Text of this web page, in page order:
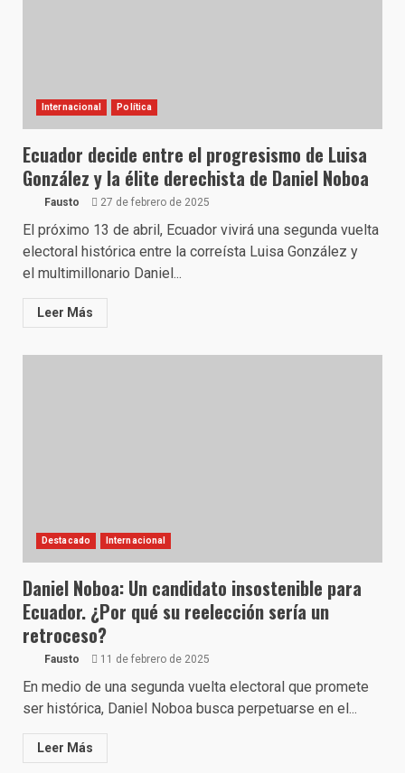
Internacional Política
Ecuador decide entre el progresismo de Luisa
González y la élite derechista de Daniel Noboa
Fausto 27 de febrero de 2025
El próximo 13 de abril, Ecuador vivirá una segunda vuelta
electoral histórica entre la correísta Luisa González y
el multimillonario Daniel...
Leer Más
Destacado Internacional
Daniel Noboa: Un candidato insostenible para
Ecuador. ¿Por qué su reelección sería un
retroceso?
Fausto 11 de febrero de 2025
En medio de una segunda vuelta electoral que promete
ser histórica, Daniel Noboa busca perpetuarse en el...
Leer Más